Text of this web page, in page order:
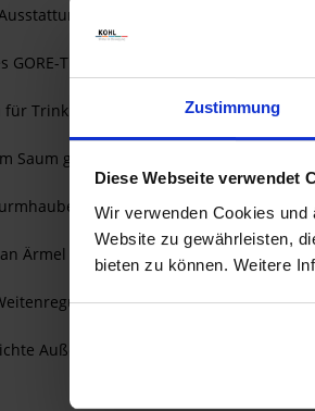
Zustimmung
Diese Webseite verwendet
Wir verwenden Cookies
Website zu gewährleisten,
bieten zu können. Weitere
GORE-TEX Outsert (100 % Polyamid /
für Trinkblasen während der Fahrt
Saum gegen Hochrutschen
Ärmel & Rücken
an Saumabschlüssen
Außentasche